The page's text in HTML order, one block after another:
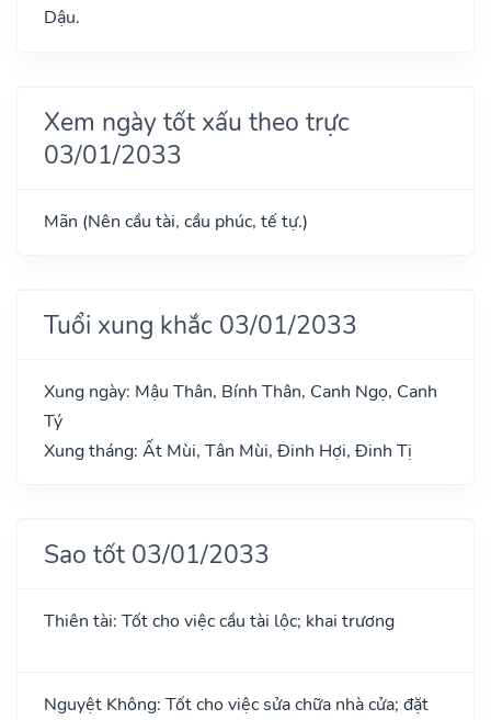
Dậu.
Xem ngày tốt xấu theo trực
03/01/2033
Mãn (Nên cầu tài, cầu phúc, tế tự.)
Tuổi xung khắc 03/01/2033
Xung ngày: Mậu Thân, Bính Thân, Canh Ngọ, Canh
Tý
Xung tháng: Ất Mùi, Tân Mùi, Đinh Hợi, Đinh Tị
Sao tốt 03/01/2033
Thiên tài: Tốt cho việc cầu tài lộc; khai trương
Nguyệt Không: Tốt cho việc sửa chữa nhà cửa; đặt